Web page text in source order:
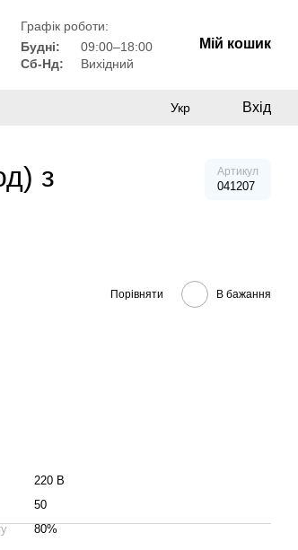
Графік роботи:
Будні:
09:00–18:00
Сб-Нд:
Вихідний
Мій кошик
Укр Вхід
з
Артикул
041207
Порівняти В бажання
220 В
50
80%